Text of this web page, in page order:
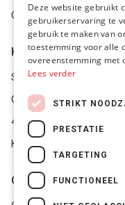
Geschillen
Klantenservice
Service Center
Onze winkel
4.9 op 5 gescoord op
Koop je materiaal op
Onze beloftes
Deze website gebruikt
gebruikerservaring te
gebruik te maken van
toestemming voor alle
overeenstemming met
Lees verder
STRIKT
PRESTATIE
TARGETING
FUNCTIONEEL